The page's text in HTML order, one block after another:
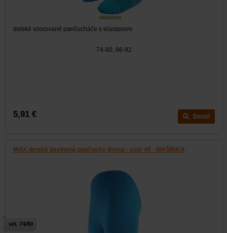
skladom
detské vzorované pančucháče s elastanom
74-80, 86-92
5,91 € Detail
MAX detské bavlnené pančuchy Boma - vzor 45 - MAŠINKA
vel. 74/80